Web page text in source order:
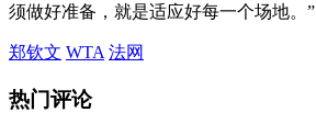
须做好准备，就是适应好每一个场地。”
郑钦文 WTA 法网
热门评论